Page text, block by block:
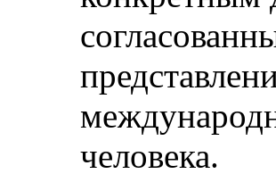
человека.